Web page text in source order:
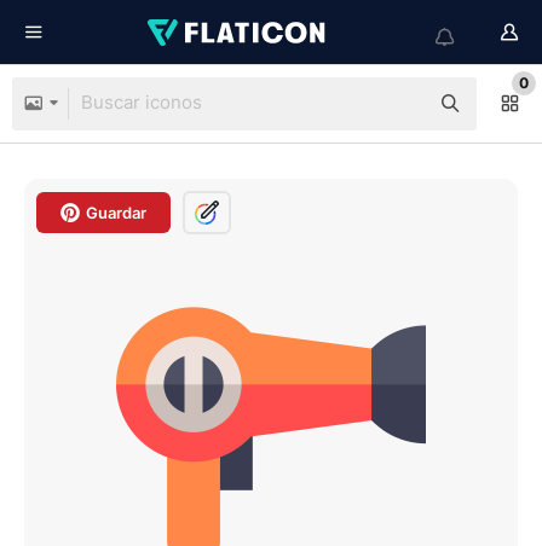
0
Guardar